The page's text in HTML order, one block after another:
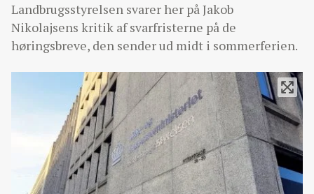
Landbrugsstyrelsen svarer her på Jakob
Nikolajsens kritik af svarfristerne på de
høringsbreve, den sender ud midt i sommerferien.